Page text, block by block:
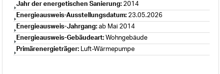
Jahr der energetischen Sanierung: 2014
Energieausweis-Ausstellungsdatum: 23.05.2026
Energieausweis-Jahrgang: ab Mai 2014
Energieausweis-Gebäudeart: Wohngebäude
Primärenergieträger: Luft-Wärmepumpe